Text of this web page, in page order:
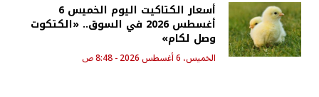
أسعار الكتاكيت اليوم الخميس 6
أغسطس 2026 في السوق.. «الكتكوت
وصل لكام»
الخميس، 6 أغسطس 2026 - 8:48 ص